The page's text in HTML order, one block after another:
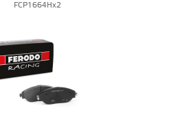
FCP1664Hx2